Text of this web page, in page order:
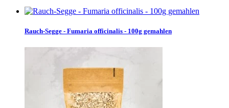
Rauch-Segge - Fumaria officinalis - 100g gemahlen